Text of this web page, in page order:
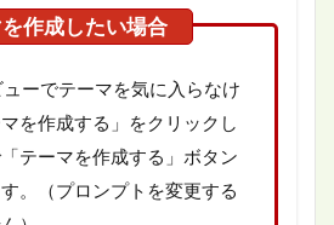
ーでテーマを気に入らなけ
を作成する」をクリックし
テーマを作成する」ボタン
。（プロンプトを変更する